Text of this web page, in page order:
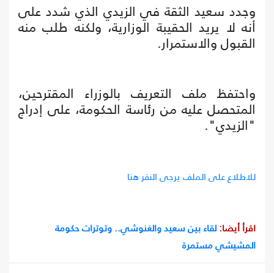
وجدد سعيد الثقة في الزيدي الذي شدد على
أنه لا يريد الحقيبة الوزارية، ولكنه طلب منه
القبول والاستمرار.
واحتفظ ملف التعريف بالوزراء المقترحين،
المتحصل عليه من رئاسة الحكومة، على إدراج
"الزيدي".
للاطلاع على الملف يرجى النقر هنا
اقرأ أيضا: لقاء بين سعيد والغنوشي.. وتوترات حكومة
المشيشي مستمرة